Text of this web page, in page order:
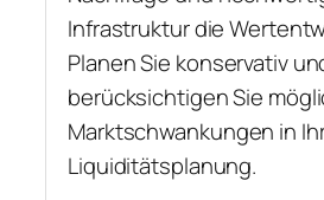
Infrastruktur die
Planen Sie konservativ
berücksichtigen Sie
Marktschwankungen in
Liquiditätsplanung.